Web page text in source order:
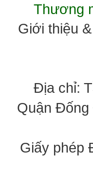
Thương
Giới thiệu
Địa chỉ:
Quận Đống
Giấy phép